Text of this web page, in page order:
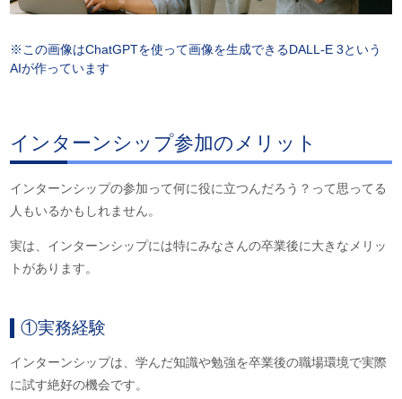
※この画像はChatGPTを使って画像を生成できるDALL-E 3という
AIが作っています
インターンシップ参加のメリット
インターンシップの参加って何に役に立つんだろう？って思ってる
人もいるかもしれません。
実は、インターンシップには特にみなさんの卒業後に大きなメリッ
トがあります。
①実務経験
インターンシップは、学んだ知識や勉強を卒業後の職場環境で実際
に試す絶好の機会です。